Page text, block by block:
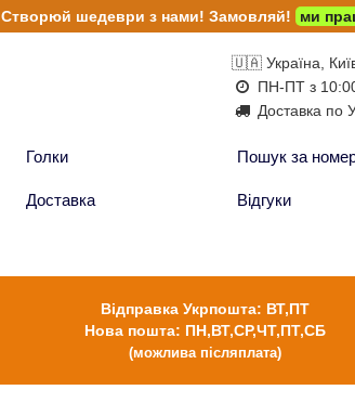
🇺🇦 Україна,
ПН-ПТ з
Доставка по
Голки Пошук за
Доставка Відгуки
Відправка Укрпошта: ВТ,ПТ
Нова пошта: ПН,ВТ,СР,ЧТ,ПТ,СБ
(можлива післяплата)
Створюй шедеври з нами! Замовляй! ми